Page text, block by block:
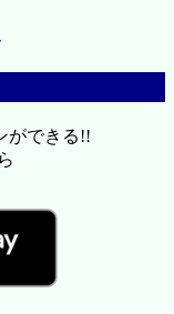
ができる!!